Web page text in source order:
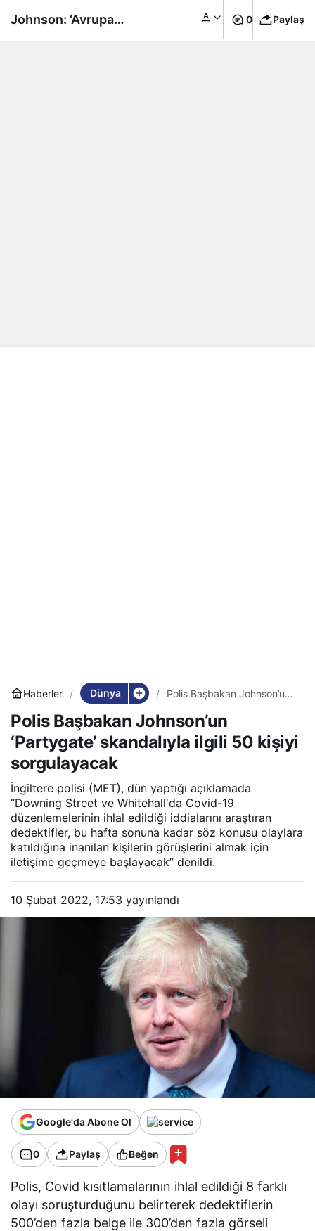
Haberler Dünya
Polis Başbakan Johnson’un
50 kişiyi sorgulayacak
Polis Başbakan Johnson’un
‘Partygate’ skandalıyla ilgili 50 kişiyi
sorgulayacak
İngiltere polisi (MET), dün yaptığı açıklamada
“Downing Street ve Whitehall'da Covid-19
düzenlemelerinin ihlal edildiği iddialarını araştıran
dedektifler, bu hafta sonuna kadar söz konusu olaylara
katıldığına inanılan kişilerin görüşlerini almak için
iletişime geçmeye başlayacak” denildi.
10 Şubat 2022, 17:53 yayınlandı
Google'da Abone Ol
0 Paylaş Beğen
Polis, Covid kısıtlamalarının ihlal edildiği 8 farklı
olayı soruşturduğunu belirterek dedektiflerin
500’den fazla belge ile 300’den fazla görseli
Johnson: ‘Avrupa 0 Paylaş